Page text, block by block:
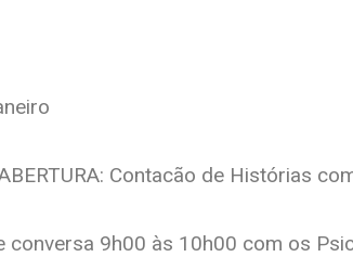
Contacão de Histórias
conversa 9h00 às 10h00 com os